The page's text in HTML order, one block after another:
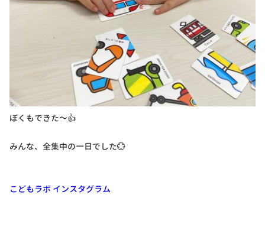
ぼくもできた～👍
みんな、全集中の一日でした💮
こどもラボ インスタグラム